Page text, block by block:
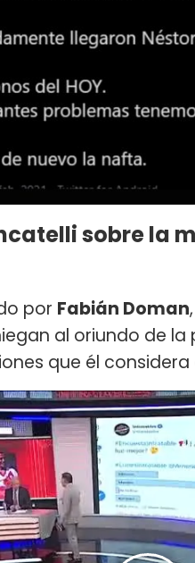
sobre la
por Fabián Doman
al oriundo de la
que él